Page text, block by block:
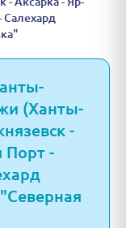
Салехард
(Ханты-
-
Порт -